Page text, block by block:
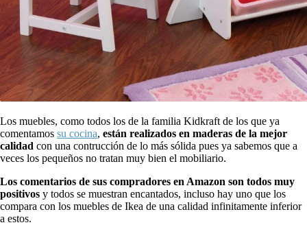
Los muebles, como todos los de la familia Kidkraft de los que ya
comentamos su cocina, están realizados en maderas de la mejor
calidad con una contrucción de lo más sólida pues ya sabemos que a
veces los pequeños no tratan muy bien el mobiliario.
Los comentarios de sus compradores en Amazon son todos muy
positivos y todos se muestran encantados, incluso hay uno que los
compara con los muebles de Ikea de una calidad infinitamente inferior
a estos.